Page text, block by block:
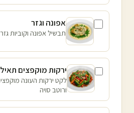
אפונה וגזר
תבשיל אפונה וקוביות
ירקות מוקפצים
לקט ירקות העונה
ורוטב סויה